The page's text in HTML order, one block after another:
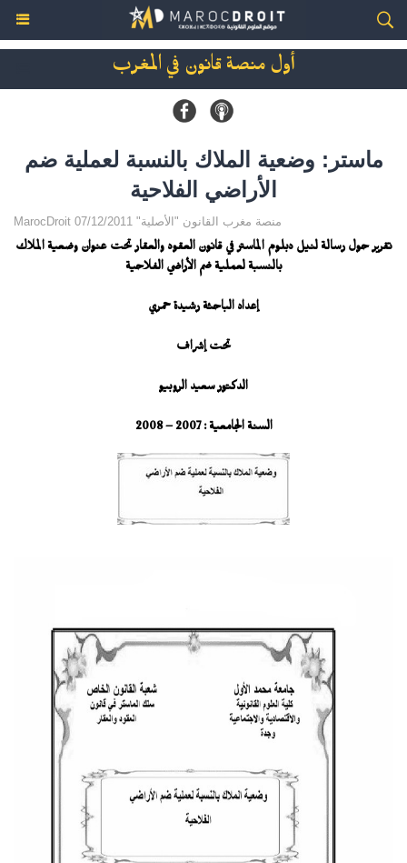
أول منصة قانون في المغرب
ماستر: وضعية الملاك بالنسبة لعملية ضم
الأراضي الفلاحية
MarocDroit منصة مغرب القانون "الأصلية" 07/12/2011
تقرير حول رسالة لنيل دبلوم الماستر في قانون العقود والعقار تحت عنوان وضعية الملاك
بالنسبة لعملية ضم الأراضي الفلاحية
إعداد الباحثة رشيدة حمري
تحت إشراف
الدكتور سعيد الروبيو
السنة الجامعية : 2007 – 2008